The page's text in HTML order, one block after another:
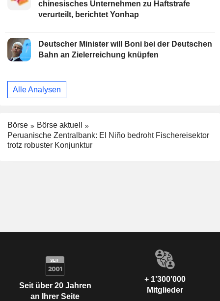
chinesisches Unternehmen zu Haftstrafe
verurteilt, berichtet Yonhap
Deutscher Minister will Boni bei der Deutschen
Bahn an Zielerreichung knüpfen
Alle Analysen
Börse
Börse aktuell
Peruanische Zentralbank: El Niño bedroht Fischereisektor
trotz robuster Konjunktur
Seit über 20 Jahren
an Ihrer Seite
+ 1’300’000
Mitglieder